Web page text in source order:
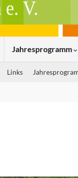
Jahresprogramm
Links